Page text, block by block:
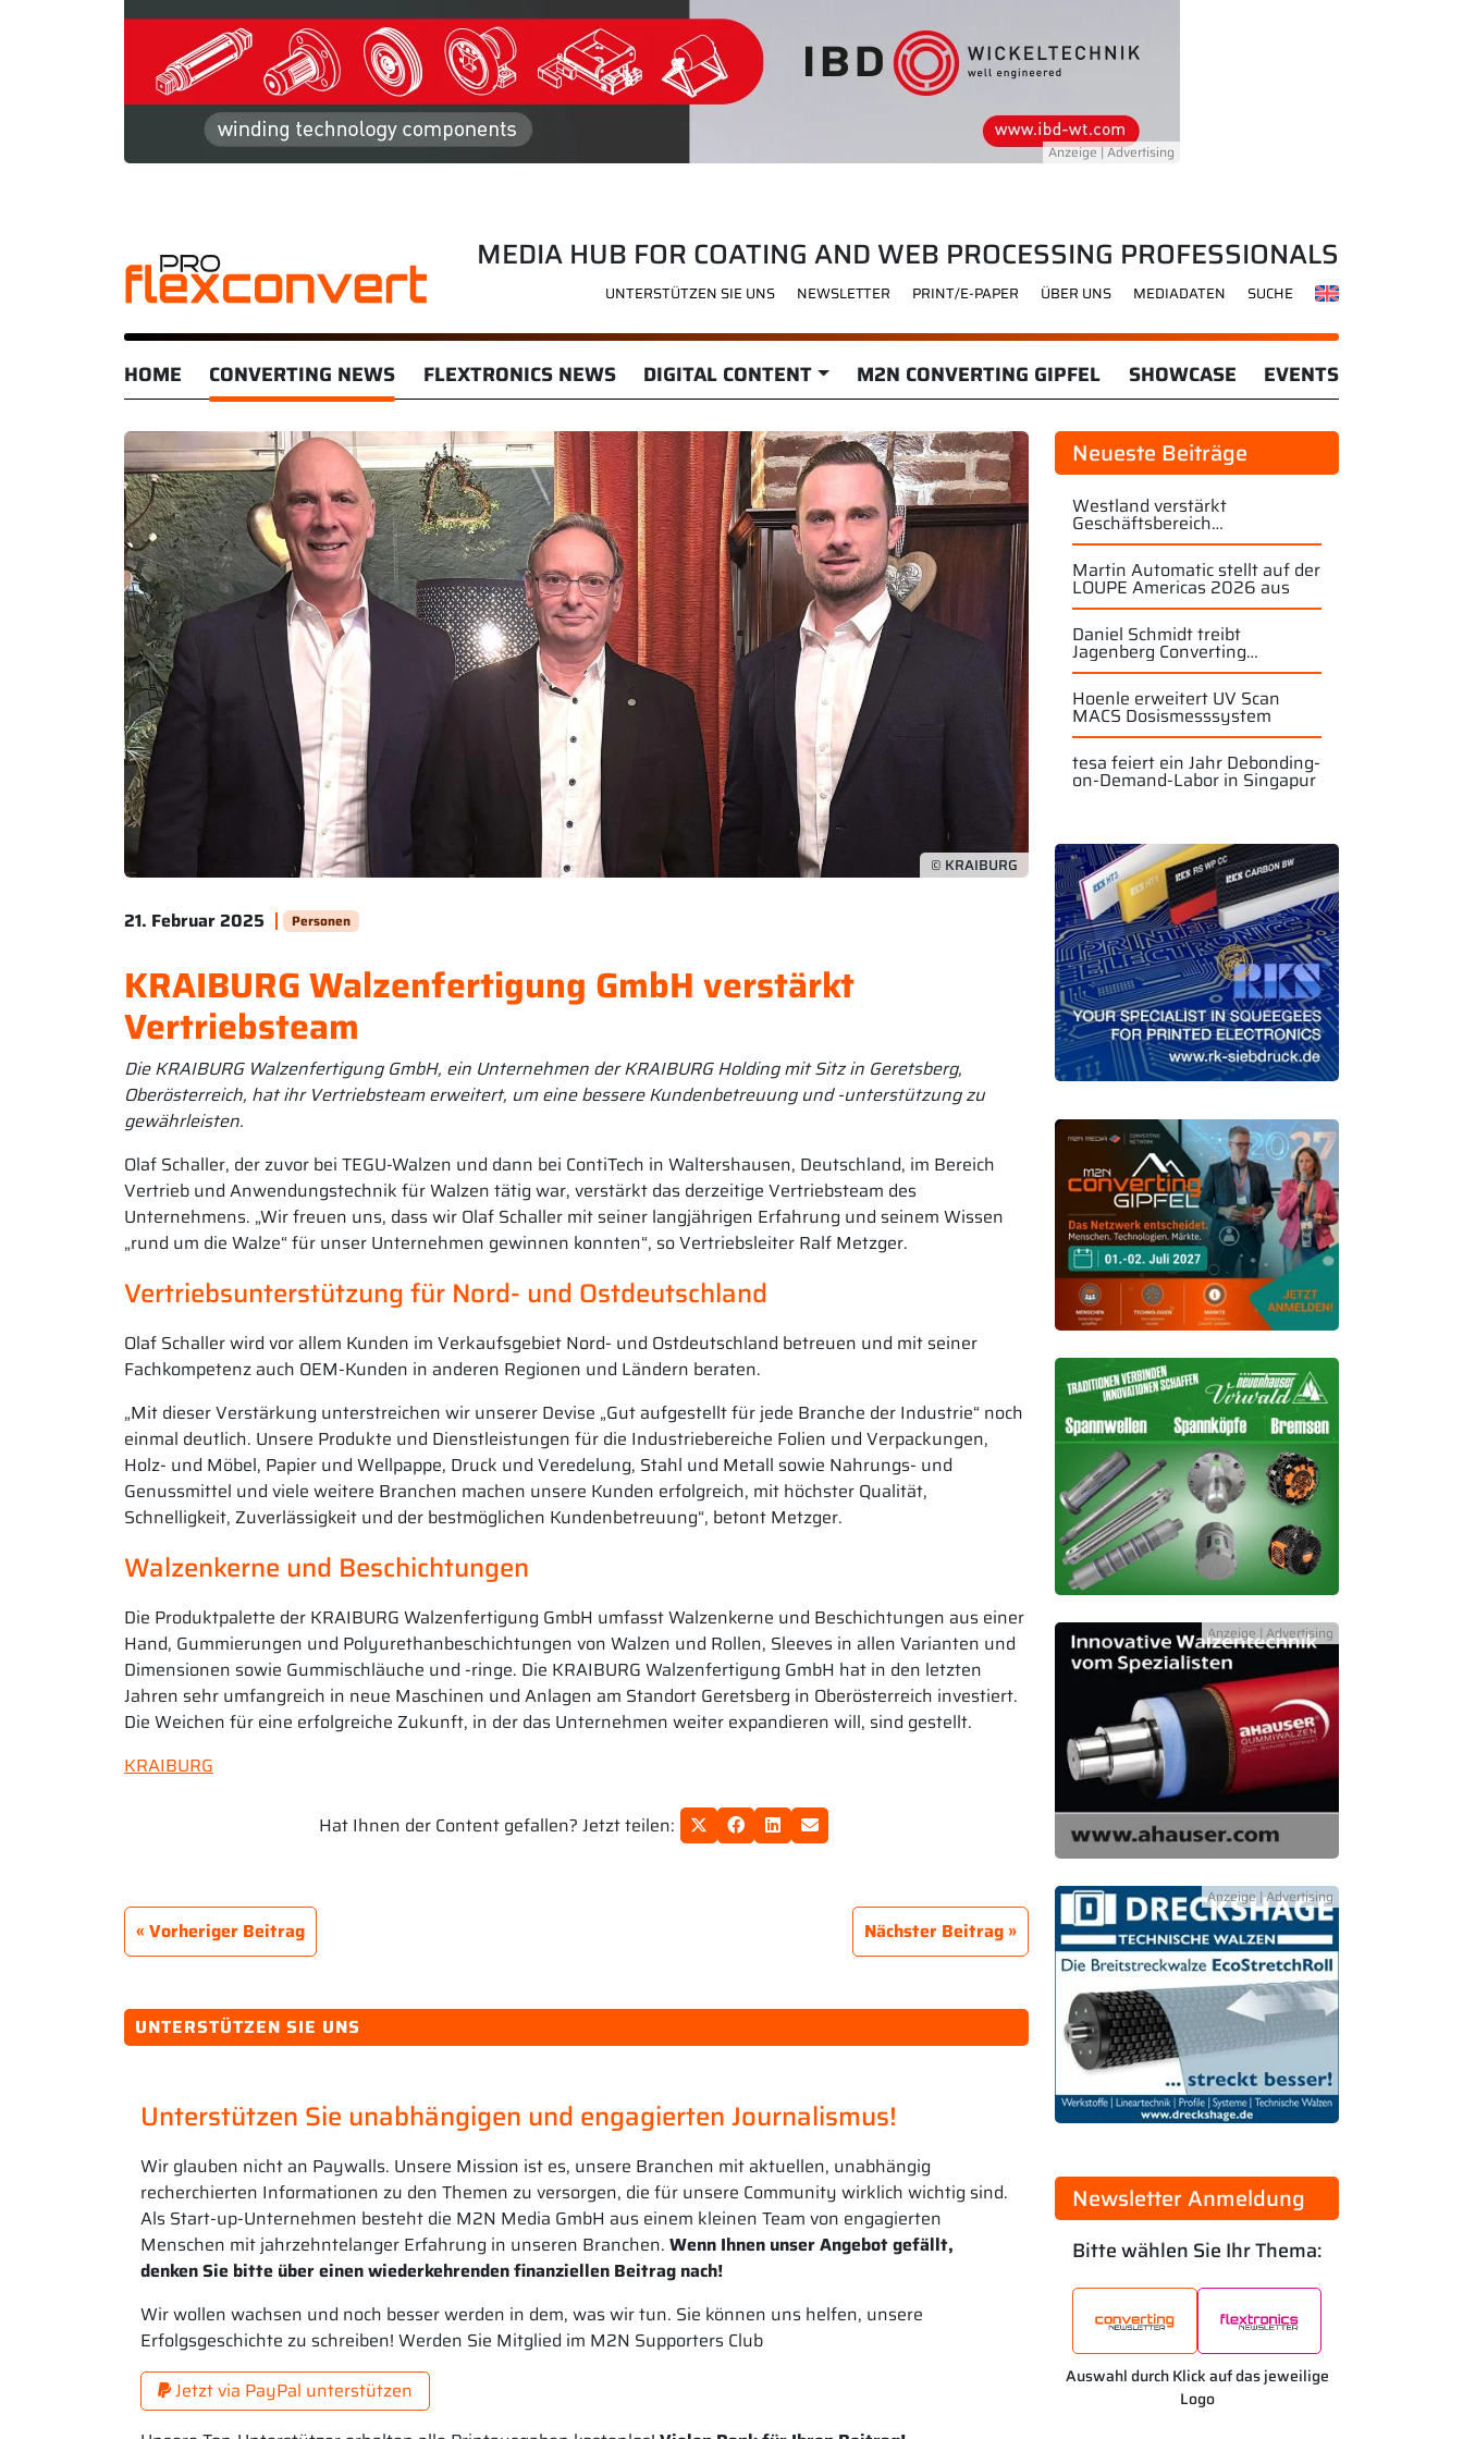
MEDIA HUB FOR COATING AND WEB PROCESSING PROFESSIONALS
UNTERSTÜTZEN SIE UNS NEWSLETTER PRINT/E-PAPER ÜBER UNS MEDIADATEN SUCHE
HOME CONVERTING NEWS FLEXTRONICS NEWS DIGITAL CONTENT M2N CONVERTING GIPFEL SHOWCASE EVENTS
© KRAIBURG
21. Februar 2025 Personen
KRAIBURG Walzenfertigung GmbH verstärkt
Vertriebsteam
Die KRAIBURG Walzenfertigung GmbH, ein Unternehmen der KRAIBURG Holding mit Sitz in Geretsberg,
Oberösterreich, hat ihr Vertriebsteam erweitert, um eine bessere Kundenbetreuung und -unterstützung zu
gewährleisten.
Olaf Schaller, der zuvor bei TEGU-Walzen und dann bei ContiTech in Waltershausen, Deutschland, im Bereich
Vertrieb und Anwendungstechnik für Walzen tätig war, verstärkt das derzeitige Vertriebsteam des
Unternehmens. „Wir freuen uns, dass wir Olaf Schaller mit seiner langjährigen Erfahrung und seinem Wissen
„rund um die Walze“ für unser Unternehmen gewinnen konnten“, so Vertriebsleiter Ralf Metzger.
Vertriebsunterstützung für Nord- und Ostdeutschland
Olaf Schaller wird vor allem Kunden im Verkaufsgebiet Nord- und Ostdeutschland betreuen und mit seiner
Fachkompetenz auch OEM-Kunden in anderen Regionen und Ländern beraten.
„Mit dieser Verstärkung unterstreichen wir unserer Devise „Gut aufgestellt für jede Branche der Industrie“ noch
einmal deutlich. Unsere Produkte und Dienstleistungen für die Industriebereiche Folien und Verpackungen,
Holz- und Möbel, Papier und Wellpappe, Druck und Veredelung, Stahl und Metall sowie Nahrungs- und
Genussmittel und viele weitere Branchen machen unsere Kunden erfolgreich, mit höchster Qualität,
Schnelligkeit, Zuverlässigkeit und der bestmöglichen Kundenbetreuung“, betont Metzger.
Walzenkerne und Beschichtungen
Die Produktpalette der KRAIBURG Walzenfertigung GmbH umfasst Walzenkerne und Beschichtungen aus einer
Hand, Gummierungen und Polyurethanbeschichtungen von Walzen und Rollen, Sleeves in allen Varianten und
Dimensionen sowie Gummischläuche und -ringe. Die KRAIBURG Walzenfertigung GmbH hat in den letzten
Jahren sehr umfangreich in neue Maschinen und Anlagen am Standort Geretsberg in Oberösterreich investiert.
Die Weichen für eine erfolgreiche Zukunft, in der das Unternehmen weiter expandieren will, sind gestellt.
KRAIBURG
Hat Ihnen der Content gefallen? Jetzt teilen:
Vorheriger Beitrag Nächster Beitrag
UNTERSTÜTZEN SIE UNS
Unterstützen Sie unabhängigen und engagierten Journalismus!
Wir glauben nicht an Paywalls. Unsere Mission ist es, unsere Branchen mit aktuellen, unabhängig
recherchierten Informationen zu den Themen zu versorgen, die für unsere Community wirklich wichtig sind.
Als Start-up-Unternehmen besteht die M2N Media GmbH aus einem kleinen Team von engagierten
Menschen mit jahrzehntelanger Erfahrung in unseren Branchen. Wenn Ihnen unser Angebot gefällt,
denken Sie bitte über einen wiederkehrenden finanziellen Beitrag nach!
Wir wollen wachsen und noch besser werden in dem, was wir tun. Sie können uns helfen, unsere
Erfolgsgeschichte zu schreiben! Werden Sie Mitglied im M2N Supporters Club
Jetzt via PayPal unterstützen
Neueste Beiträge
Westland verstärkt
Geschäftsbereich
Industriewalzen
Martin Automatic stellt auf der
LOUPE Americas 2026 aus
Daniel Schmidt treibt
Jagenberg Converting
Solutions weiter voran
Hoenle erweitert UV Scan
MACS Dosismesssystem
tesa feiert ein Jahr Debonding-
on-Demand-Labor in Singapur
Newsletter Anmeldung
Bitte wählen Sie Ihr Thema:
Auswahl durch Klick auf das jeweilige
Logo